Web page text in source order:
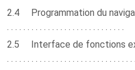
2.4 Programmation du
. . . . . . . . . . . . . . . . . . . . . . . . . . . .
2.5 Interface de fonctions
. . . . . . . . . . . . . . . . . . . . . . . . . . . .